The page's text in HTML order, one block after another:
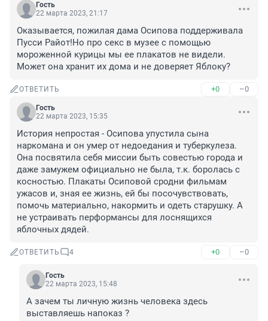
Гость
22 марта 2023, 21:17
Оказывается, пожилая дама Осипова поддерживала
Пусси Райот!Но про секс в музее с помощью
мороженной курицы мы ее плакатов не видели.
Может она хранит их дома и не доверяет Яблоку?
ОТВЕТИТЬ +0 –0
Гость
22 марта 2023, 15:35
История непростая - Осипова упустила сына
наркомана и он умер от недоедания и туберкулеза.
Она посвятила себя миссии быть совестью города и
даже замужем официально не была, т.к. боролась с
косностью. Плакаты Осиповой сродни фильмам
ужасов и, зная ее жизнь, ей бы посочувствовать,
помочь материально, накормить и одеть старушку. А
не устраивать перформансы для лоснящихся
яблочных дядей.
ОТВЕТИТЬ 4 +0 –0
Гость
22 марта 2023, 15:48
А зачем ты личную жизнь человека здесь
выставляешь напоказ ?